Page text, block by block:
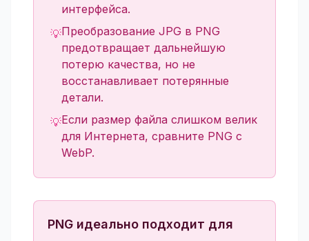
интерфейса.
💡Преобразование JPG в PNG
предотвращает дальнейшую
потерю качества, но не
восстанавливает потерянные
детали.
💡Если размер файла слишком велик
для Интернета, сравните PNG с
WebP.
PNG идеально подходит для